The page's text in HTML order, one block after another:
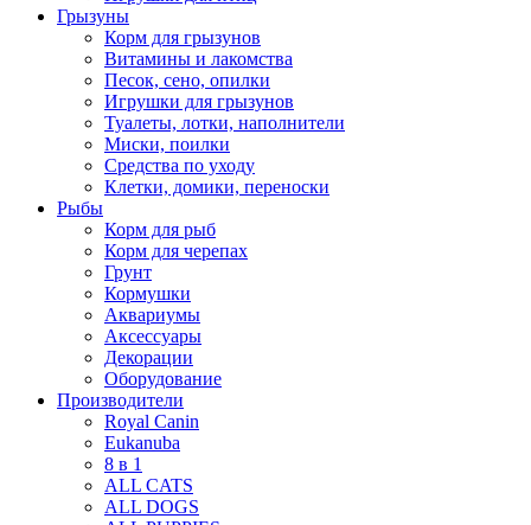
Грызуны
Корм для грызунов
Витамины и лакомства
Песок, сено, опилки
Игрушки для грызунов
Туалеты, лотки, наполнители
Миски, поилки
Средства по уходу
Клетки, домики, переноски
Рыбы
Корм для рыб
Корм для черепах
Грунт
Кормушки
Аквариумы
Аксессуары
Декорации
Оборудование
Производители
Royal Canin
Eukanuba
8 в 1
ALL CATS
ALL DOGS